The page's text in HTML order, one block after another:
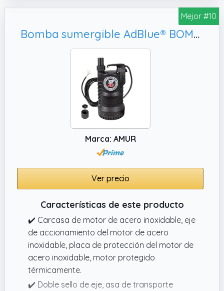
eficiencia y bajo consumo de energía con
una producción de 180 W y un caudal de 35
L/min, creando un entorno más tranquilo y
cómodo para su familia.
✔️ Diseño de ahorro de espacio Bomba
autocorriente compacta y eficiente para
habitaciones estrechas, construcción de luz,
bajo nivel de ruido, funciones de impulso
Mejor #10
Bomba sumergible AdBlue® BOMBA ACUÁTICA CASA BOMBA CISTER BOMBA DE AGUA DE LLUVIA Bomba de presión sumergible TOP Multi 1 como bomba de jardín
Marca: AMUR
Ver precio
Características de este producto
✔️ Carcasa de motor de acero inoxidable, eje
de accionamiento del motor de acero
inoxidable, placa de protección del motor de
acero inoxidable, motor protegido
térmicamente.
✔️ Doble sello de eje, asa de transporte